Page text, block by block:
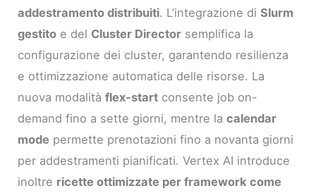
addestramento distribuiti. L’integrazione diSlurm
gestito e del Cluster Director semplifica la
configurazione dei cluster, garantendo resilienza
e ottimizzazione automatica delle risorse. La
nuova modalitàflex-start consente job on-
demand fino a sette giorni, mentre lacalendar
mode permette prenotazioni fino a novanta giorni
per addestramenti pianificati. Vertex AI introduce
inoltre ricette ottimizzate per framework come